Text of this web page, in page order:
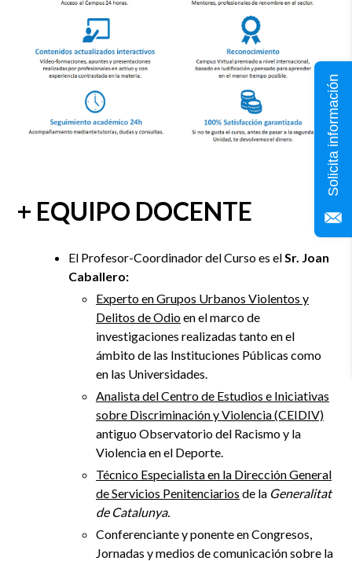
+ EQUIPO DOCENTE
El Profesor-Coordinador del Curso es el Sr. Joan
Caballero:
Experto en Grupos Urbanos Violentos y
Delitos de Odioen el marco de
investigaciones realizadas tanto en el
ámbito de las Instituciones Públicas como
en las Universidades.
Analista del Centro de Estudios e Iniciativas
sobre Discriminación y Violencia (CEIDIV)
antiguo Observatorio del Racismo y la
Violencia en el Deporte.
Técnico Especialista en la Dirección General
de Servicios Penitenciarios de la Generalitat
de Catalunya.
Conferenciante y ponente en Congresos,
Jornadas y medios de comunicación sobre la
Solicita información